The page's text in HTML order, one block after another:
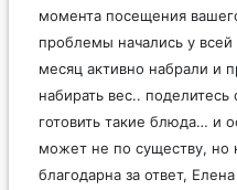
момента посещения
проблемы начались у
месяц активно набрали и
набирать вес..
готовить такие блюда… и
может не по существу, но
благодарна за ответ, Елена